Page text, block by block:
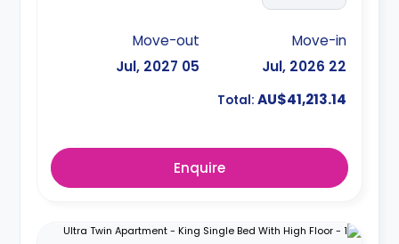
Move-in
22 Jul, 2026
Move-out
05 Jul, 2027
Total: AU$41,213.14
Enquire